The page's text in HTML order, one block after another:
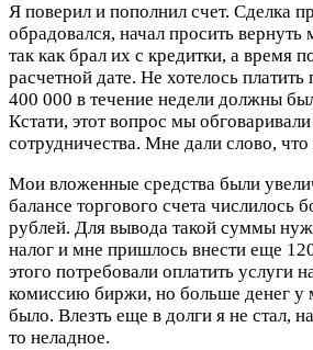
Я поверил и пополнил счет. Сделка
обрадовался, начал просить вернуть
так как брал их с кредитки, а время
расчетной дате. Не хотелось
400 000 в течение недели должны
Кстати, этот вопрос мы
сотрудничества. Мне дали слово, что
Мои вложенные средства были
балансе торгового счета числилось
рублей. Для вывода такой суммы
налог и мне пришлось внести еще
этого потребовали оплатить услуги
комиссию биржи, но больше денег у
было. Влезть еще в долги я не стал,
то неладное.